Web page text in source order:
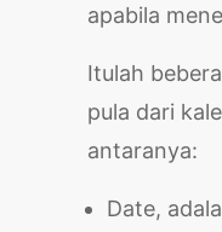
apabila
Itulah
pula dari
antaranya:
Date,